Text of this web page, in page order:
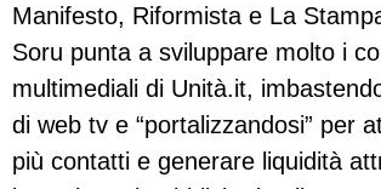
Manifesto, Riformista e La
Soru punta a sviluppare molto i
multimediali di Unità.it,
di web tv e “portalizzandosi” per
più contatti e generare liquidità